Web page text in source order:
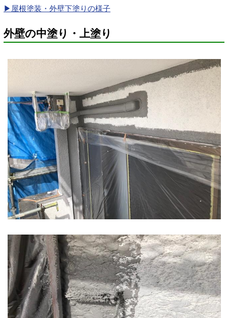
▶屋根塗装・外壁下塗りの様子
外壁の中塗り・上塗り